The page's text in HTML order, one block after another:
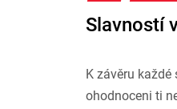
Slavností
K závěru
ohodnoceni ti